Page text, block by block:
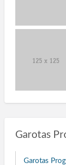
Garotas
Garotas